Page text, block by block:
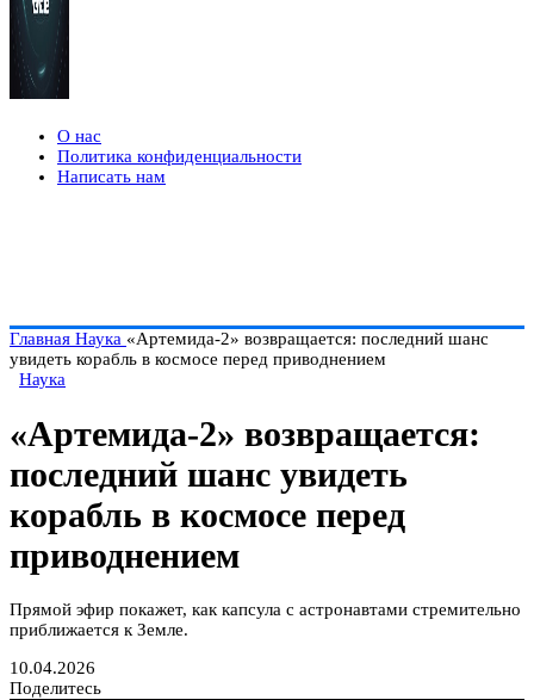
О нас
Политика конфиденциальности
Написать нам
Главная Наука «Артемида-2» возвращается: последний шанс
увидеть корабль в космосе перед приводнением
Наука
«Артемида-2» возвращается:
последний шанс увидеть
корабль в космосе перед
приводнением
Прямой эфир покажет, как капсула с астронавтами стремительно
приближается к Земле.
10.04.2026
Поделитесь